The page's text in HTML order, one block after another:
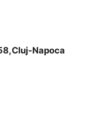
Napoca